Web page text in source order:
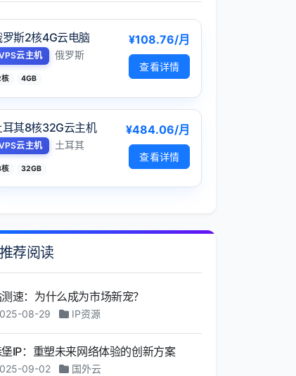
罗斯2核4G云电脑
云主机 俄罗斯
4GB
¥108.76/月
查看详情
耳其8核32G云主机
云主机 土耳其
32GB
¥484.06/月
查看详情
推荐阅读
速：为什么成为市场新宠？
08-29 IP资源
堡IP：重塑未来网络体验的创新方案
09-02 国外云